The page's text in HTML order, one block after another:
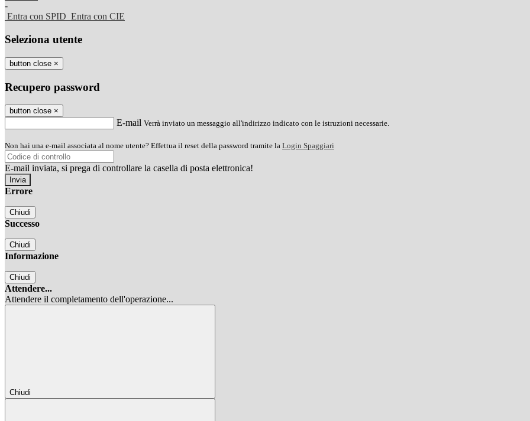
-
Entra con SPID Entra con CIE
Seleziona utente
button close ×
Recupero password
button close ×
E-mail Verrà inviato un messaggio all'indirizzo indicato con le istruzioni necessarie.
Non hai una e-mail associata al nome utente? Effettua il reset della password tramite la Login Spaggiari
E-mail inviata, si prega di controllare la casella di posta elettronica!
Errore
Chiudi
Successo
Chiudi
Informazione
Chiudi
Attendere...
Attendere il completamento dell'operazione...
Chiudi